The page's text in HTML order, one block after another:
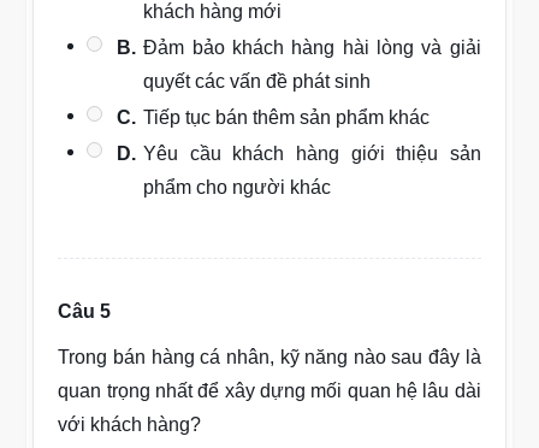
khách hàng mới
B. Đảm bảo khách hàng hài lòng và giải
quyết các vấn đề phát sinh
C. Tiếp tục bán thêm sản phẩm khác
D. Yêu cầu khách hàng giới thiệu sản
phẩm cho người khác
Câu 5
Trong bán hàng cá nhân, kỹ năng nào sau đây là
quan trọng nhất để xây dựng mối quan hệ lâu dài
với khách hàng?